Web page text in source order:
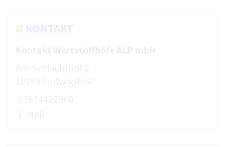
KONTAKT
Am Schlachthof 2
19288 Ludwigslust
03874422960
E-Mail